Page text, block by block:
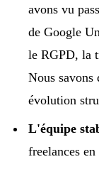
avons vu
de Google
le RGPD, la
Nous savons
évolution
L'équipe
freelances